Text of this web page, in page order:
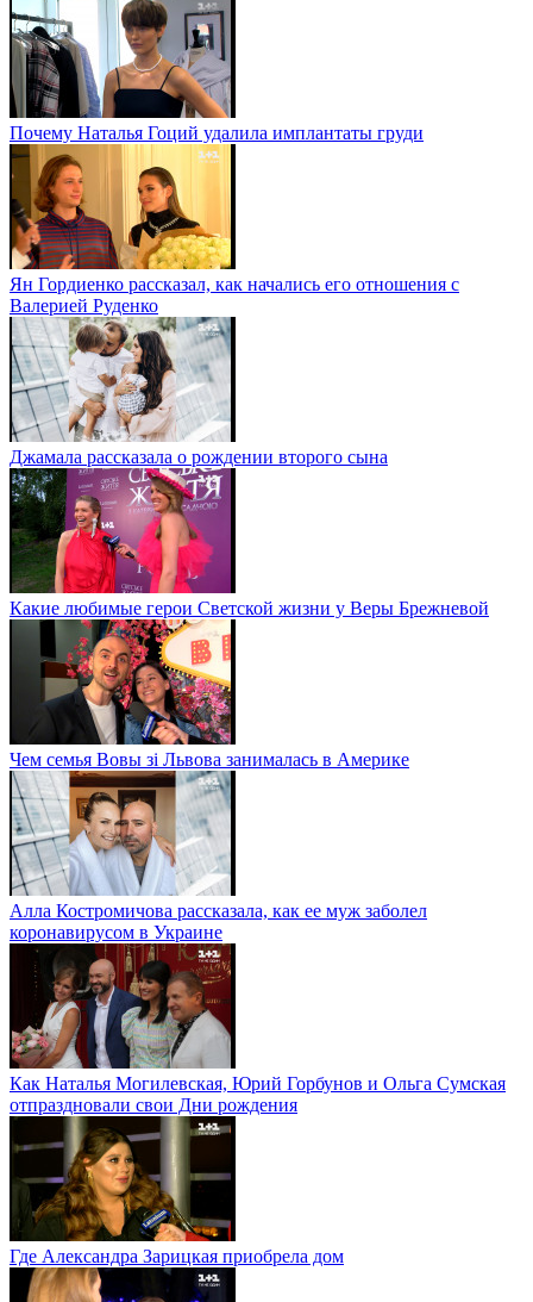
Почему Наталья Гоций удалила имплантаты груди
Ян Гордиенко рассказал, как начались его отношения с
Валерией Руденко
Джамала рассказала о рождении второго сына
Какие любимые герои Светской жизни у Веры Брежневой
Чем семья Вовы зі Львова занималась в Америке
Алла Костромичова рассказала, как ее муж заболел
коронавирусом в Украине
Как Наталья Могилевская, Юрий Горбунов и Ольга Сумская
отпраздновали свои Дни рождения
Где Александра Зарицкая приобрела дом